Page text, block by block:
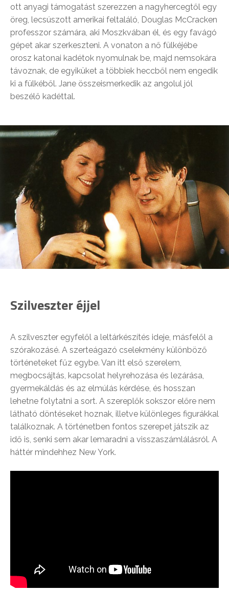
ott anyagi támogatást szerezzen a nagyhercegtől egy
öreg, lecsúszott amerikai feltaláló, Douglas McCracken
professzor számára, aki Moszkvában él, és egy favágó
gépet akar szerkeszteni. A vonaton a nő fülkéjébe
orosz katonai kadétok nyomulnak be, majd nemsokára
távoznak, de egyiküket a többiek heccből nem engedik
ki a fülkéből. Jane összeismerkedik az angolul jól
beszélő kadéttal.
Szilveszter éjjel
A szilveszter egyfelől a leltárkészítés ideje, másfelől a
szórakozásé. A szerteágazó cselekmény különböző
történeteket fűz egybe. Van itt első szerelem,
megbocsájtás, kapcsolat helyrehozása és lezárása,
gyermekáldás és az elmúlás kérdése, és hosszan
lehetne folytatni a sort. A szereplők sokszor előre nem
látható döntéseket hoznak, illetve különleges figurákkal
találkoznak. A történetben fontos szerepet játszik az
idő is, senki sem akar lemaradni a visszaszámlálásról. A
háttér mindehhez New York.